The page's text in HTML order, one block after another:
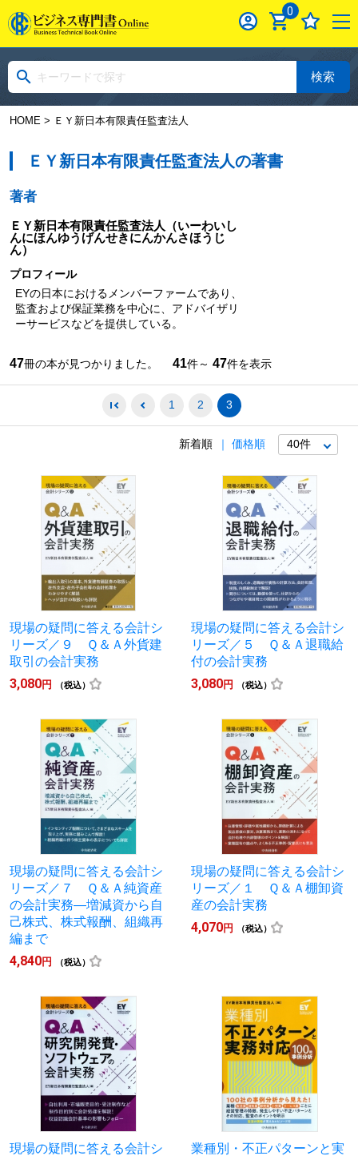
0
検索
HOME> ＥＹ新日本有限責任監査法人
ＥＹ新日本有限責任監査法人の著書
著者
ＥＹ新日本有限責任監査法人
（いーわいし
んにほんゆうげんせきにんかんさほうじ
ん）
プロフィール
EYの日本におけるメンバーファームであり、
監査および保証業務を中心に、アドバイザリ
ーサービスなどを提供している。
47冊の本が見つかりました。 41件～ 47件を表示
1 2 3
新着順 価格順
現場の疑問に答える会計シ
リーズ／９ Ｑ＆Ａ外貨建
取引の会計実務
3,080円 （税込）
現場の疑問に答える会計シ
リーズ／５ Ｑ＆Ａ退職給
付の会計実務
3,080円 （税込）
現場の疑問に答える会計シ
リーズ／７ Ｑ＆Ａ純資産
の会計実務―増減資から自
己株式、株式報酬、組織再
編まで
4,840円 （税込）
現場の疑問に答える会計シ
リーズ／１ Ｑ＆Ａ棚卸資
産の会計実務
4,070円 （税込）
現場の疑問に答える会計シ
業種別・不正パターンと実